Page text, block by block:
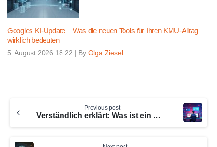
Googles KI-Update – Was die neuen Tools für Ihren KMU-Alltag
wirklich bedeuten
5. August 2026 18:22 | By Olga Ziesel
Reading
Previous post
Verständlich erklärt: Was ist ein Webclient?